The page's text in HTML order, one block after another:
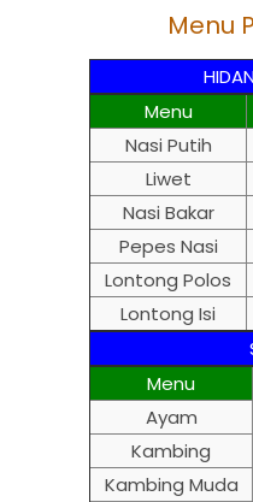
Menu
Menu
Nasi Putih
Liwet
Nasi Bakar
Pepes Nasi
Lontong Polos
Lontong Isi
Menu
Ayam
Kambing
Kambing Muda